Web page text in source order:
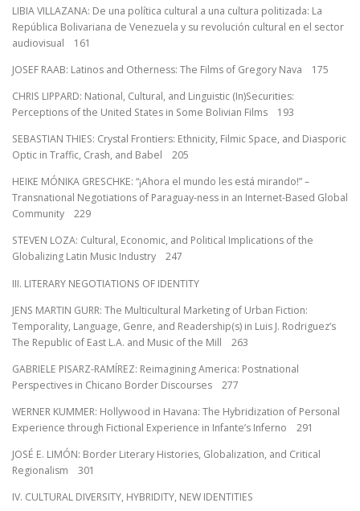
LIBIA VILLAZANA: De una política cultural a una cultura politizada: La
República Bolivariana de Venezuela y su revolución cultural en el sector
audiovisual 161
JOSEF RAAB: Latinos and Otherness: The Films of Gregory Nava 175
CHRIS LIPPARD: National, Cultural, and Linguistic (In)Securities:
Perceptions of the United States in Some Bolivian Films 193
SEBASTIAN THIES: Crystal Frontiers: Ethnicity, Filmic Space, and Diasporic
Optic in Traffic, Crash, and Babel 205
HEIKE MÓNIKA GRESCHKE: “¡Ahora el mundo les está mirando!” –
Transnational Negotiations of Paraguay-ness in an Internet-Based Global
Community 229
STEVEN LOZA: Cultural, Economic, and Political Implications of the
Globalizing Latin Music Industry 247
III. LITERARY NEGOTIATIONS OF IDENTITY
JENS MARTIN GURR: The Multicultural Marketing of Urban Fiction:
Temporality, Language, Genre, and Readership(s) in Luis J. Rodriguez’s
The Republic of East L.A. and Music of the Mill 263
GABRIELE PISARZ-RAMÍREZ: Reimagining America: Postnational
Perspectives in Chicano Border Discourses 277
WERNER KUMMER: Hollywood in Havana: The Hybridization of Personal
Experience through Fictional Experience in Infante’s Inferno 291
JOSÉ E. LIMÓN: Border Literary Histories, Globalization, and Critical
Regionalism 301
IV. CULTURAL DIVERSITY, HYBRIDITY, NEW IDENTITIES